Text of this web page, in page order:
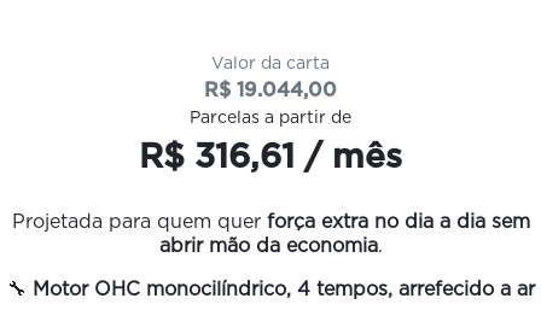
Valor da carta
R$ 19.044,00
Parcelas a partir de
R$ 316,61 / mês
Projetada para quem quer força extra no dia a dia sem
abrir mão da economia.
🔧 Motor OHC monocilíndrico, 4 tempos, arrefecido a ar